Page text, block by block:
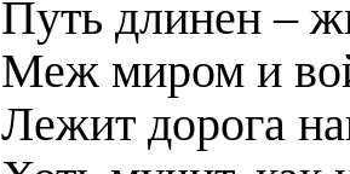
Путь длинен –
Меж миром и
Лежит дорога